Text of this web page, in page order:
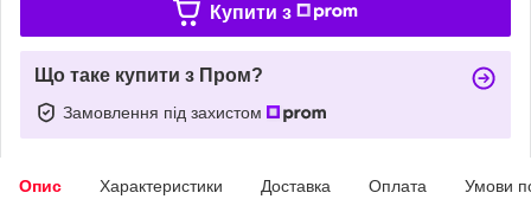
Купити з
Що таке купити з Пром?
Замовлення під захистом
Опис Характеристики Доставка Оплата Умови